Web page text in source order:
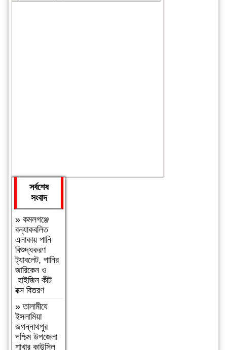
সর্বশেষ
সংবাদ
»কমলগঞ্জে
বন্যাকবলিত
এলাকায় পানি
বিশুদ্ধকরণ
ট্যাবলেট, পানির
জারিকেন ও
হাইজিন কীট
বক্স বিতরণ
»‎তালামীযে
ইসলামিয়া
জগন্নাথপুর
পশ্চিম উপজেলা
শাখার কাউন্সিল